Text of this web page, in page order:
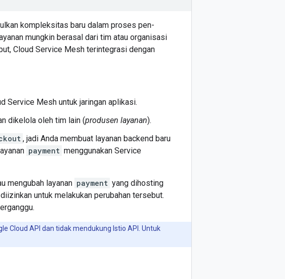
kompleksitas baru dalam proses pen-
mungkin berasal dari tim atau organisasi
Cloud Service Mesh terintegrasi dengan
Service Mesh untuk jaringan aplikasi.
dikelola oleh tim lain (produsen layanan).
, jadi Anda membuat layanan backend baru
payment menggunakan Service
mengubah layanan payment yang dihosting
untuk melakukan perubahan tersebut.
Cloud API dan tidak mendukung Istio API. Untuk